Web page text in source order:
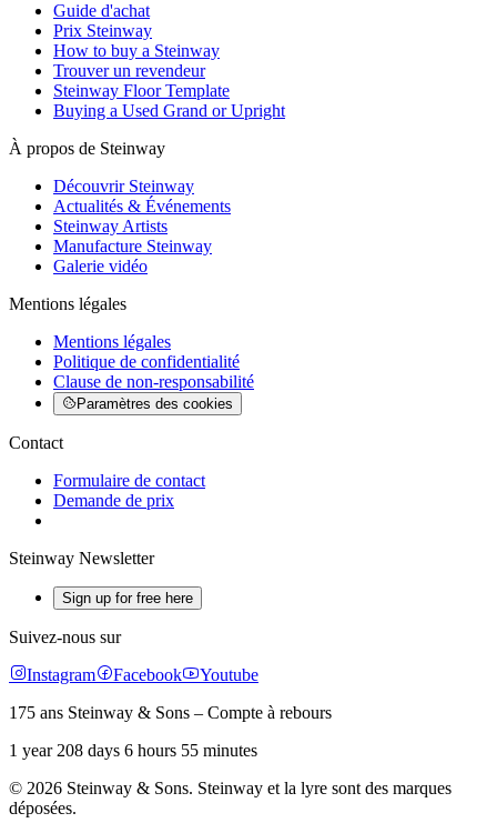
Guide d'achat
Prix Steinway
How to buy a Steinway
Trouver un revendeur
Steinway Floor Template
Buying a Used Grand or Upright
À propos de Steinway
Découvrir Steinway
Actualités & Événements
Steinway Artists
Manufacture Steinway
Galerie vidéo
Mentions légales
Mentions légales
Politique de confidentialité
Clause de non-responsabilité
Paramètres des cookies
Contact
Formulaire de contact
Demande de prix
Steinway Newsletter
Sign up for free here
Suivez-nous sur
Instagram
Facebook
Youtube
175 ans Steinway & Sons – Compte à rebours
1 year 208 days 6 hours 55 minutes
© 2026 Steinway & Sons. Steinway et la lyre sont des marques
déposées.